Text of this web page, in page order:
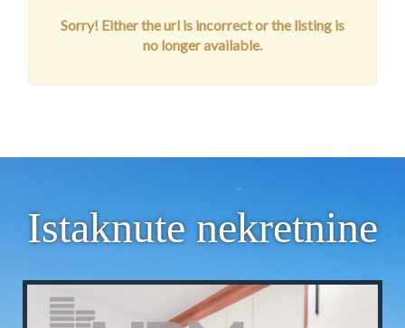
Sorry! Either the url is incorrect or the listing is
no longer available.
Istaknute nekretnine